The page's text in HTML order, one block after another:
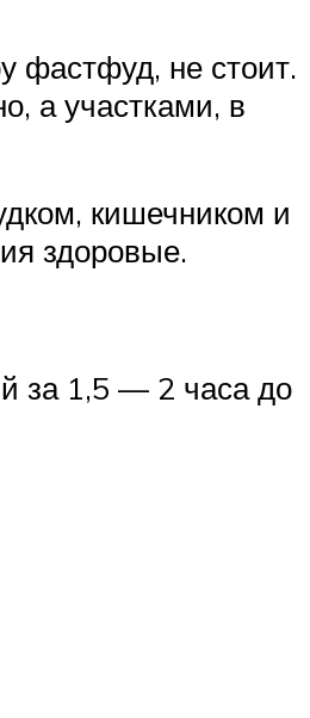
фастфуд, не стоит.
а участками, в
кишечником и
здоровые.
за 1,5 — 2 часа до